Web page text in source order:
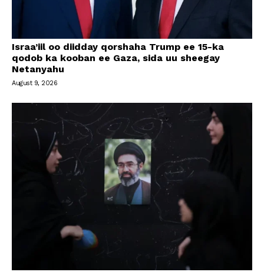
Israa’iil oo diidday qorshaha Trump ee 15-ka
qodob ka kooban ee Gaza, sida uu sheegay
Netanyahu
August 9, 2026